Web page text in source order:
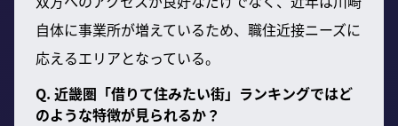
自体に事業所が増えているため、職住近接ニーズに
応えるエリアとなっている。
Q. 近畿圏「借りて住みたい街」ランキングではど
のような特徴が見られるか？